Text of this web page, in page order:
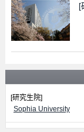
[
[研究生院]
Sophia University